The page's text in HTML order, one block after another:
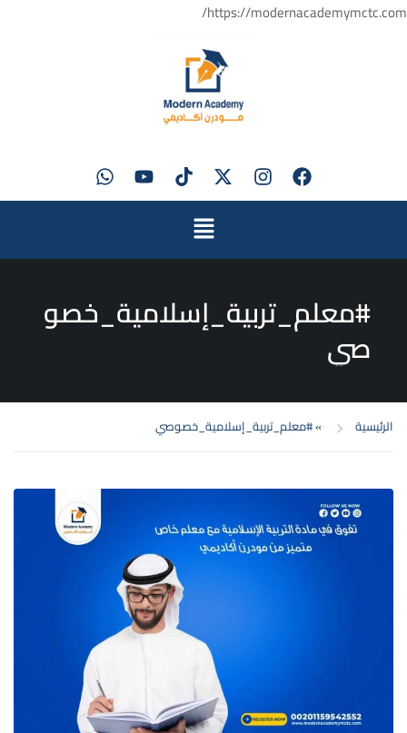
https://modernacademymctc.com/
#معلم_تربية_إسلامية_خصو
صي
الرئيسية »#معلم_تربية_إسلامية_خصوصي